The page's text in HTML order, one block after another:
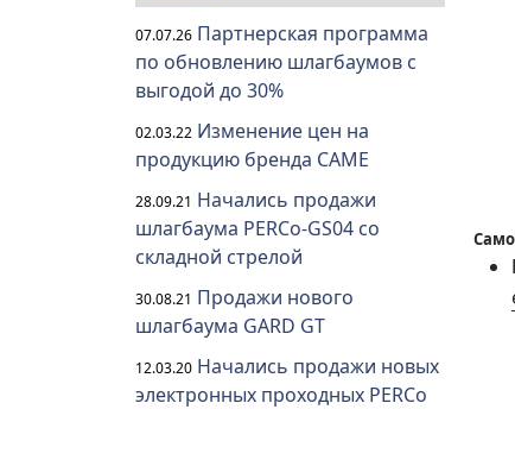
07.07.26 Партнерская программа
по обновлению шлагбаумов с
выгодой до 30%
02.03.22 Изменение цен на
продукцию бренда CAME
28.09.21 Начались продажи
шлагбаума PERCo-GS04 со
складной стрелой
30.08.21 Продажи нового
шлагбаума GARD GT
12.03.20 Начались продажи новых
электронных проходных PERCo